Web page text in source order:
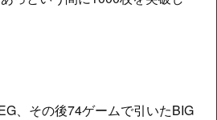
、その後74ゲームで引いたBIG